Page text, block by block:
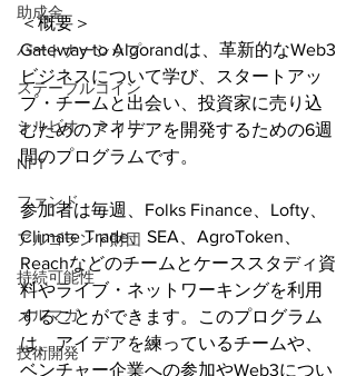
助成金
パートナーシップ
ステーブルコイン
シルビオ・ミカリ
NFT
ファンド
アルゴランド財団
持続可能性
メルマガ
技術開発
＜概要＞
Gateway to Algorandは、革新的なWeb3
ビジネスについて学び、スタートアッ
プ・チームと出会い、投資家に売り込
むためのアイデアを開発するための6週
間のプログラムです。
参加者は毎週、Folks Finance、Lofty、
Climate Trade、SEA、AgroToken、
Reachなどのチームとケーススタディ資
料やライブ・ネットワーキングを利用
することができます。このプログラム
は、アイデアを練っているチームや、
ベンチャー企業への参加やWeb3につい